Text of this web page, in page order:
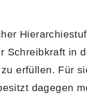
Schreibkraft in
erfüllen. Für
dagegen